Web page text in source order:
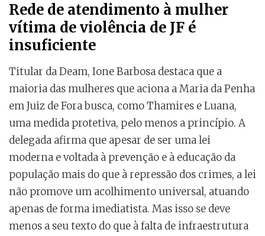
Rede de atendimento à mulher
vítima de violência de JF é
insuficiente
Titular da Deam, Ione Barbosa destaca que a
maioria das mulheres que aciona a Maria da Penha
em Juiz de Fora busca, como Thamires e Luana,
uma medida protetiva, pelo menos a princípio. A
delegada afirma que apesar de ser uma lei
moderna e voltada à prevenção e à educação da
população mais do que à repressão dos crimes, a lei
não promove um acolhimento universal, atuando
apenas de forma imediatista. Mas isso se deve
menos a seu texto do que à falta de infraestrutura